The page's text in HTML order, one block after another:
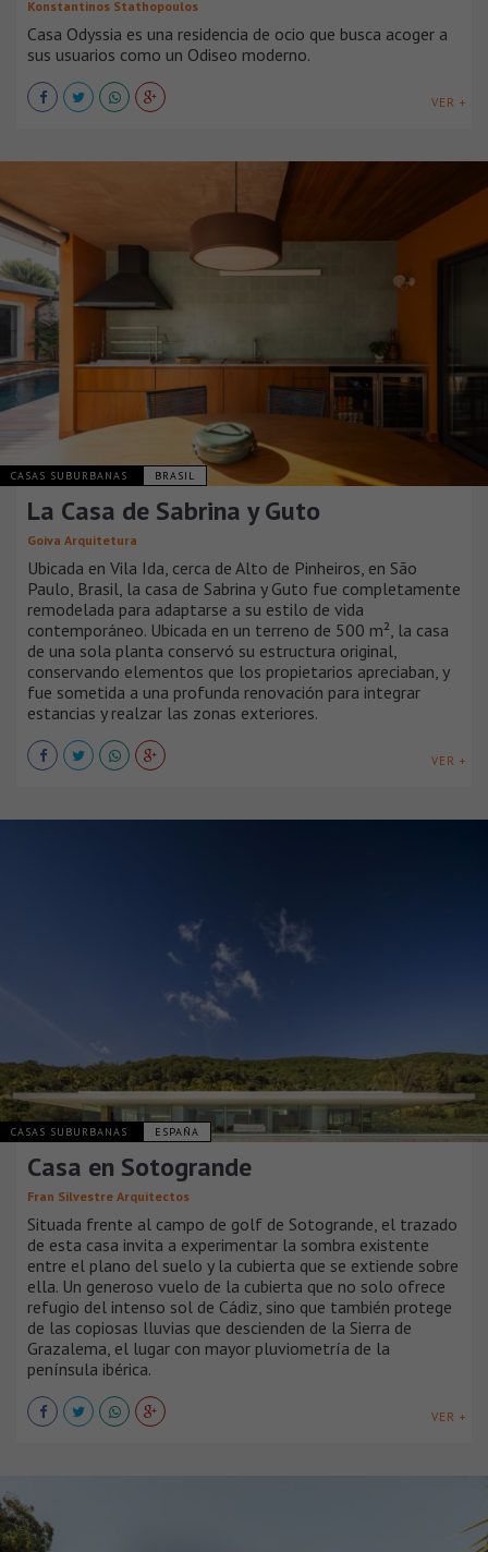
Konstantinos Stathopoulos
Casa Odyssia es una residencia de ocio que busca acoger a
sus usuarios como un Odiseo moderno.
VER +
CASAS SUBURBANAS BRASIL
La Casa de Sabrina y Guto
Goiva Arquitetura
Ubicada en Vila Ida, cerca de Alto de Pinheiros, en São
Paulo, Brasil, la casa de Sabrina y Guto fue completamente
remodelada para adaptarse a su estilo de vida
contemporáneo. Ubicada en un terreno de 500 m², la casa
de una sola planta conservó su estructura original,
conservando elementos que los propietarios apreciaban, y
fue sometida a una profunda renovación para integrar
estancias y realzar las zonas exteriores.
VER +
CASAS SUBURBANAS ESPAÑA
Casa en Sotogrande
Fran Silvestre Arquitectos
Situada frente al campo de golf de Sotogrande, el trazado
de esta casa invita a experimentar la sombra existente
entre el plano del suelo y la cubierta que se extiende sobre
ella. Un generoso vuelo de la cubierta que no solo ofrece
refugio del intenso sol de Cádiz, sino que también protege
de las copiosas lluvias que descienden de la Sierra de
Grazalema, el lugar con mayor pluviometría de la
península ibérica.
VER +